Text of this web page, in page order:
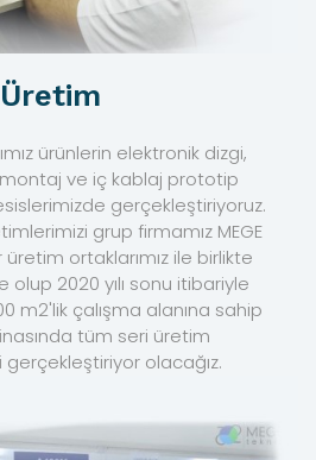
Üretim
ürünlerin elektronik dizgi,
ve iç kablaj prototip
gerçekleştiriyoruz.
grup firmamız MEGE
ortaklarımız ile birlikte
2020 yılı sonu itibariyle
m2'lik çalışma alanına sahip
tüm seri üretim
olacağız.